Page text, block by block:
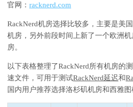
官网： racknerd.com
RackNerd机房选择比较多，主要是美
机房，另外前段时间上新了一个欧洲
房。
以下表格整理了RackNerd所有机房的
速文件，可用于测试RackNerd延迟和
国内用户推荐选择洛杉矶机房和西雅图